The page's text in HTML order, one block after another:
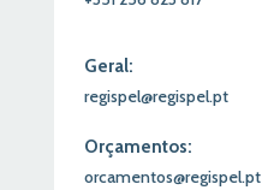
Geral:
regispel@regispel.pt
Orçamentos:
orcamentos@regispel.pt